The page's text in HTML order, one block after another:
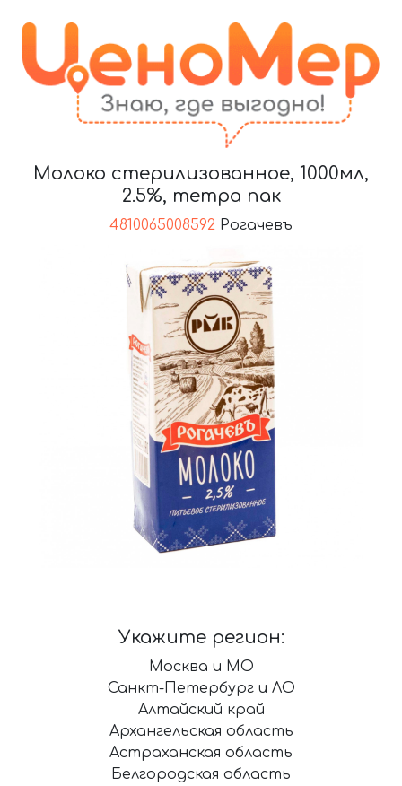
Молоко стерилизованное, 1000мл,
2.5%, тетра пак
4810065008592 Рогачевъ
Укажите регион:
Москва и МО
Санкт-Петербург и ЛО
Алтайский край
Архангельская область
Астраханская область
Белгородская область